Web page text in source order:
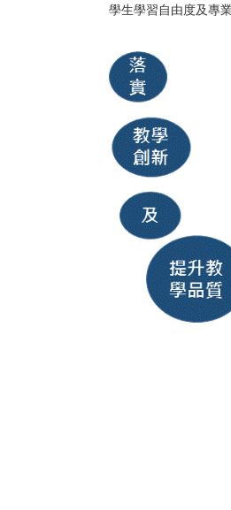
學生學習自由度及專